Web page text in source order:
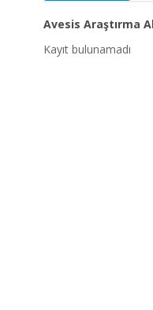
Avesis Araştırma
Kayıt bulunamadı